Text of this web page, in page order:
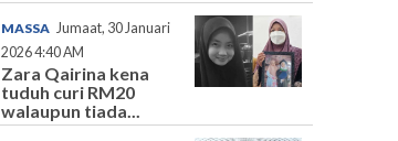
MASSA Jumaat, 30 Januari
2026 4:40 AM
Zara Qairina kena
tuduh curi RM20
walaupun tiada...